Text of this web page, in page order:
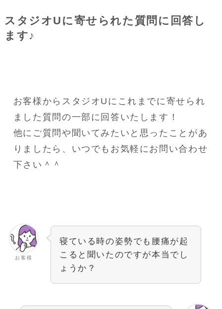
スタジオUに寄せられた質問に回答し
ます♪
お客様からスタジオUにこれまでに寄せられ
ました質問の一部に回答いたします！
他にご質問や聞いてみたいと思ったことがあ
りましたら、いつでもお気軽にお問い合わせ
下さい＾＾
お客様
寝ている時の姿勢でも腰痛が起
こると聞いたのですが本当でし
ょうか？